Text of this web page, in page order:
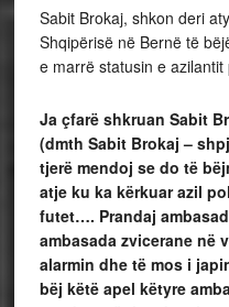
Sabit Brokaj, shkon deri
Shqipërisë në Bernë të
e marrë statusin e azilantit
Ja çfarë shkruan Sabit
(dmth Sabit Brokaj –
tjerë mendoj se do të
atje ku ka kërkuar azil
futet…. Prandaj
ambasada zvicerane në
alarmin dhe të mos i
bëj këtë apel këtyre